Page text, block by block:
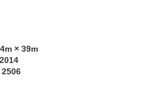
× 39m
2014
2506